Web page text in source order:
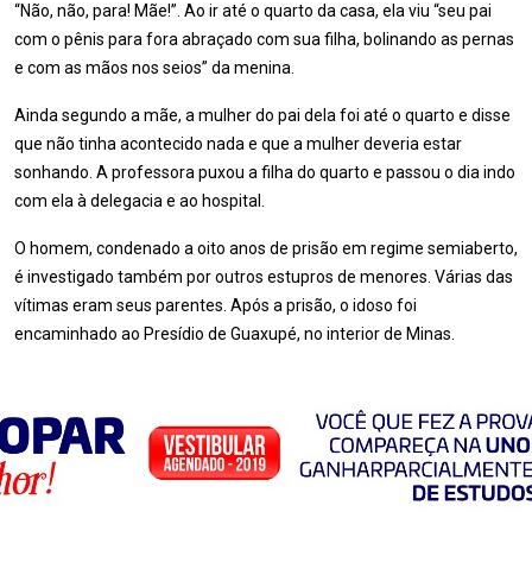
“Não, não, para! Mãe!”. Ao ir até o quarto da casa, ela viu “seu pai
com o pênis para fora abraçado com sua filha, bolinando as pernas
e com as mãos nos seios” da menina.
Ainda segundo a mãe, a mulher do pai dela foi até o quarto e disse
que não tinha acontecido nada e que a mulher deveria estar
sonhando. A professora puxou a filha do quarto e passou o dia indo
com ela à delegacia e ao hospital.
O homem, condenado a oito anos de prisão em regime semiaberto,
é investigado também por outros estupros de menores. Várias das
vítimas eram seus parentes. Após a prisão, o idoso foi
encaminhado ao Presídio de Guaxupé, no interior de Minas.